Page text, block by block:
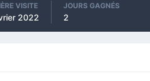
VISITE
2022
JOURS GAGNÉS
2